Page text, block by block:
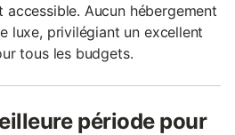
accessible. Aucun hébergement
luxe, privilégiant un excellent
tous les budgets.
période pour